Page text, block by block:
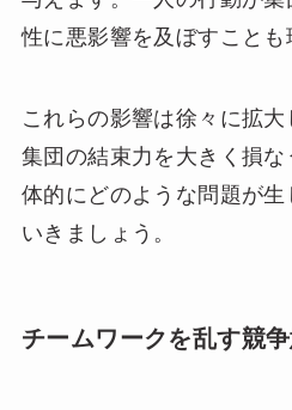
性に悪影響を及ぼすことも
これらの影響は徐々に拡
集団の結束力を大きく損
体的にどのような問題が
いきましょう。
チームワークを乱す競